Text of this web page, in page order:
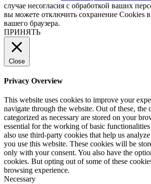
случае несогласия с обработкой ваших
вы можете отключить сохранение Cookies
вашего браузера.
ПРИНЯТЬ
Close
Privacy Overview
This website uses cookies to improve your
navigate through the website. Out of these, the
categorized as necessary are stored on your
essential for the working of basic
also use third-party cookies that help us
you use this website. These cookies will be
only with your consent. You also have the
cookies. But opting out of some of these
browsing experience.
Necessary